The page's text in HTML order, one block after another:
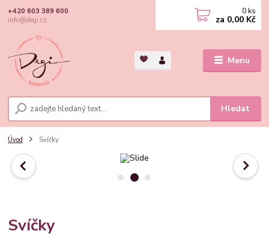
Menu
Hledat
+420 603 389 600
info@degi.cz
0 ks
za 0,00 Kč
Úvod Svíčky
Svíčky